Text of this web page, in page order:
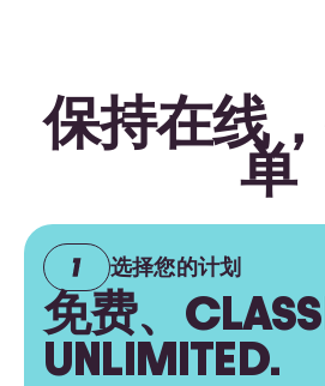
保持在线
单
选择您的计划
免费、
UNLIMITED.